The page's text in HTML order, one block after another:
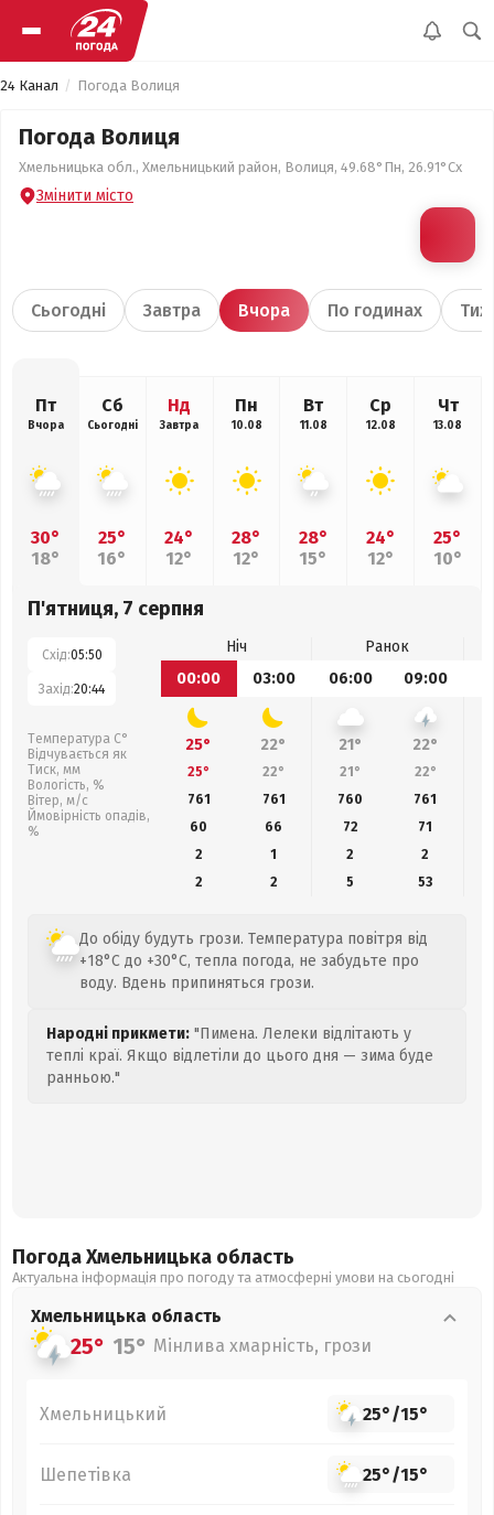
24 Канал Погода Волиця
Погода Волиця
Хмельницька обл., Хмельницький район, Волиця, 49.68°Пн, 26.91°Сх
Змінити місто
Сьогодні Завтра Вчора По годинах
Пт
Вчора
30°
18°
Сб
Сьогодні
25°
16°
Нд
Завтра
24°
12°
Пн
10.08
28°
12°
Вт
11.08
28°
15°
Ср
12.08
24°
12°
Чт
13.08
25°
10°
П'ятниця, 7 серпня
Схід:05:50
Захід:20:44
Температура С°
Відчувається як
Тиск, мм
Вологість, %
Вітер, м/с
Ймовірність опадів,
%
Ніч
Ранок
00:00
03:00 06:00 09:00
25° 22° 21° 22°
25° 22° 21° 22°
761
761 760 761
60
66 72 71
2
1 2
2
2
2 5 53
До обіду будуть грози. Температура повітря від
+18°C до +30°C, тепла погода, не забудьте про
воду. Вдень припиняться грози.
Народні прикмети: "Пимена. Лелеки відлітають у
теплі краї. Якщо відлетіли до цього дня — зима буде
ранньою."
Погода Хмельницька область
Актуальна інформація про погоду та атмосферні умови на сьогодні
Хмельницька область
25° 15° Мінлива хмарність, грози
Хмельницький 25°/15°
Шепетівка 25°/15°